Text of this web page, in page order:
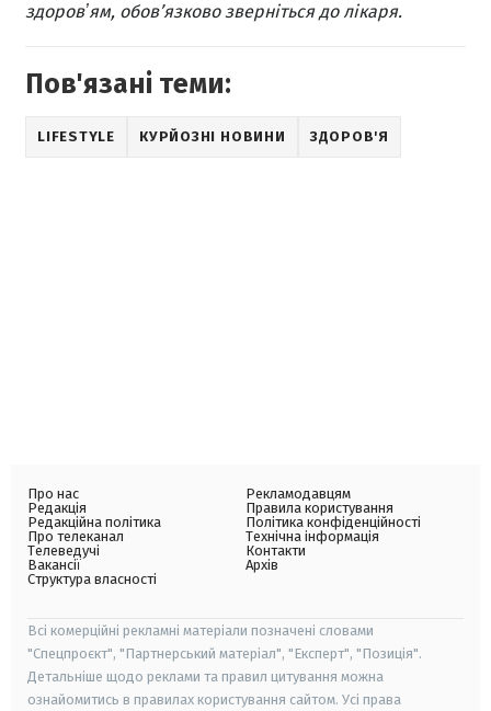
здоровʼям, обов’язково зверніться до лікаря.
Пов'язані теми:
LIFESTYLE КУРЙОЗНІ НОВИНИ ЗДОРОВ'Я
Про нас
Редакція
Редакційна політика
Про телеканал
Телеведучі
Вакансії
Структура власності
Рекламодавцям
Правила користування
Політика конфіденційності
Технічна інформація
Контакти
Архів
Всі комерційні рекламні матеріали позначені словами
"Спецпроєкт", "Партнерський матеріал", "Експерт", "Позиція".
Детальніше щодо реклами та правил цитування можна
ознайомитись в правилах користування сайтом. Усі права